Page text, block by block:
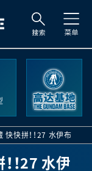
快快拼！！27 水伊布
！27 水伊